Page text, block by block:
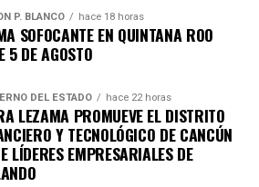
noticias al instante
oficial de WhatsApp de
de Quintana Roo directamente
al canal de WhatsApp
P. BLANCO hace 18 horas
SOFOCANTE EN QUINTANA ROO
5 DE AGOSTO
DEL ESTADO hace 22 horas
LEZAMA PROMUEVE EL DISTRITO
Y TECNOLÓGICO DE CANCÚN
LÍDERES EMPRESARIALES DE